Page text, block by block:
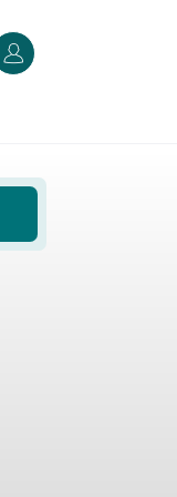
Accedi o registrati